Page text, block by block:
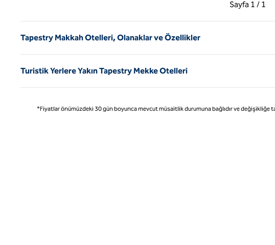
Sayfa 1 /
Sayfa 1 / 1
Tapestry Makkah Otelleri, Olanaklar ve Özellikler
Turistik Yerlere Yakın Tapestry Mekke Otelleri
*Fiyatlar önümüzdeki 30 gün boyunca mevcut müsaitlik durumuna bağlıdır ve